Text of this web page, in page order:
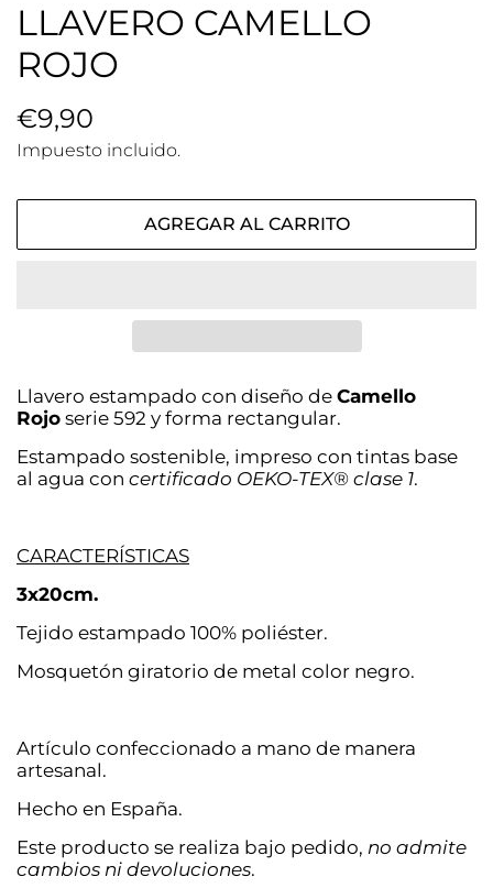
LLAVERO CAMELLO
ROJO
Precio
habitual
€9,90
venta
Impuesto incluido.
AGREGAR AL CARRITO
Llavero estampado con diseño de Camello
Rojo serie 592 y forma rectangular.
Estampado sostenible, impreso con tintas base
al agua con certificado OEKO-TEX® clase 1.
CARACTERÍSTICAS
3x20cm.
Tejido estampado 100% poliéster.
Mosquetón giratorio de metal color negro.
Artículo confeccionado a mano de manera
artesanal.
Hecho en España.
Este producto se realiza bajo pedido, no admite
cambios ni devoluciones.